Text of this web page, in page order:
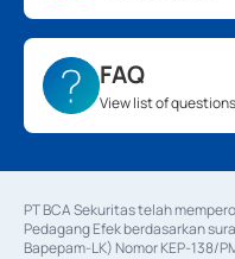
FAQ
View list of questions
PT BCA Sekuritas telah
Pedagang Efek berdasarkan
Bapepam-LK) Nomor KEP-138/